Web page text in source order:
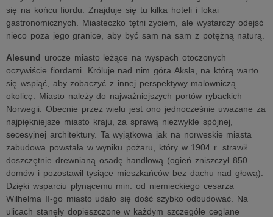
się na końcu fiordu. Znajduje się tu kilka hoteli i lokai
gastronomicznych. Miasteczko tętni życiem, ale wystarczy odejść
nieco poza jego granice, aby być sam na sam z potężną naturą.
Alesund urocze miasto leżące na wyspach otoczonych
oczywiście fiordami. Króluje nad nim góra Aksla, na którą warto
się wspiąć, aby zobaczyć z innej perspektywy malowniczą
okolicę. Miasto należy do najważniejszych portów rybackich
Norwegii. Obecnie przez wielu jest ono jednocześnie uważane za
najpiękniejsze miasto kraju, za sprawą niezwykle spójnej,
secesyjnej architektury. Ta wyjątkowa jak na norweskie miasta
zabudowa powstała w wyniku pożaru, który w 1904 r. strawił
doszczętnie drewnianą osadę handlową (ogień zniszczył 850
domów i pozostawił tysiące mieszkańców bez dachu nad głową).
Dzięki wsparciu płynącemu min. od niemieckiego cesarza
Wilhelma II-go miasto udało się dość szybko odbudować. Na
ulicach stanęły dopieszczone w każdym szczególe ceglane